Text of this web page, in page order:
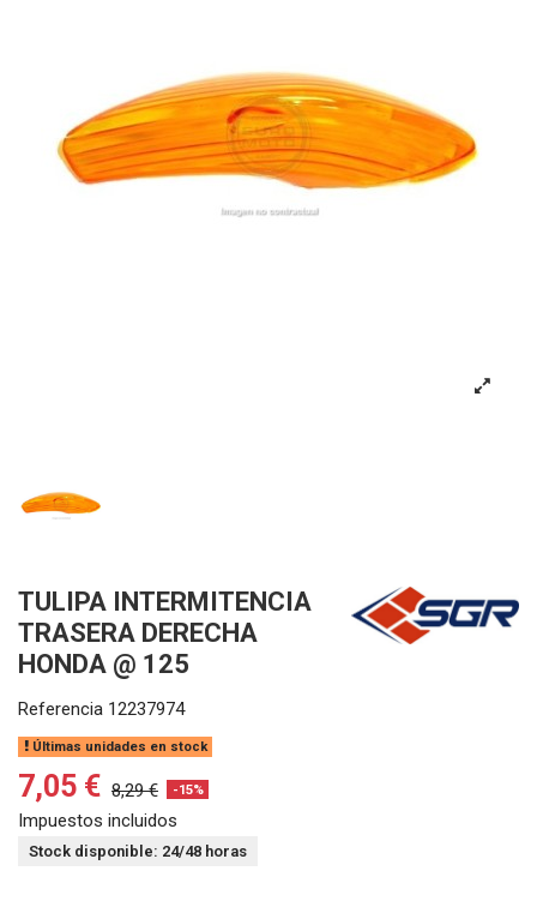
TULIPA INTERMITENCIA
TRASERA DERECHA
HONDA @ 125
Referencia 12237974
Últimas unidades en stock
7,05 € 8,29 € -15%
Impuestos incluidos
Stock disponible: 24/48 horas